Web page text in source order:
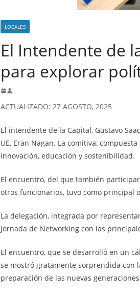
LOCALES
El Intendente de
para explorar
ACTUALIZADO: 27 AGOSTO, 2025
El intendente de la Capital, Gustavo
UE, Eran Nagan. La comitiva,
innovación, educación y sostenibilidad.
El encuentro, del que también
otros funcionarios, tuvo como principal
La delegación, integrada por
jornada de Networking con las
El encuentro, que se desarrolló en un
se mostró gratamente sorprendida con
preparación de las nuevas